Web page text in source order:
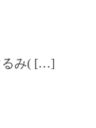
るみ( […]